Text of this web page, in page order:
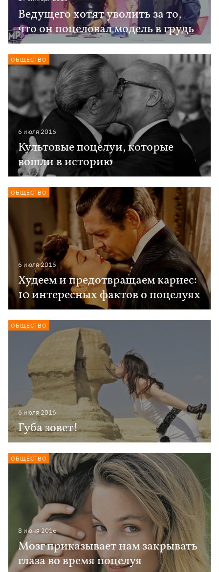
Ведущего хотят уволить за то,
что он поцеловал модель в грудь
6 июля 2016
Культовые поцелуи, которые
вошли в историю
ОБЩЕСТВО
6 июля 2016
Худеем и предотвращаем кариес:
10 интересных фактов о поцелуях
ОБЩЕСТВО
6 июля 2016
Губа зовет!
ОБЩЕСТВО
8 июня 2016
Мозг приказывает нам закрывать
глаза во время поцелуя
ОБЩЕСТВО